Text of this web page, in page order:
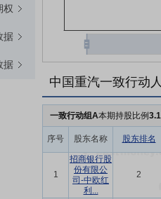
权
据
据
中国重汽一致行动人
一致行动组A本期持股比例
序号 股东名称 股东排名
1
招商银行股
份有限公
司-中欧红
利...
2